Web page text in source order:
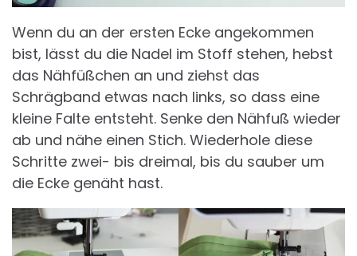
Wenn du an der ersten Ecke angekommen
bist, lässt du die Nadel im Stoff stehen, hebst
das Nähfüßchen an und ziehst das
Schrägband etwas nach links, so dass eine
kleine Falte entsteht. Senke den Nähfuß wieder
ab und nähe einen Stich. Wiederhole diese
Schritte zwei- bis dreimal, bis du sauber um
die Ecke genäht hast.